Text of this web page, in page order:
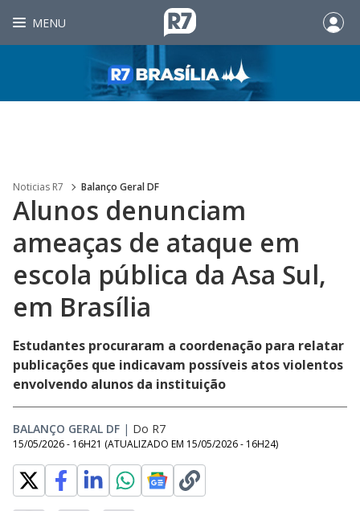
MENU
Noticias R7 Balanço Geral DF
Alunos denunciam
ameaças de ataque em
escola pública da Asa Sul,
em Brasília
Estudantes procuraram a coordenação para relatar
publicações que indicavam possíveis atos violentos
envolvendo alunos da instituição
BALANÇO GERAL DF | Do R7
15/05/2026 - 16H21 (ATUALIZADO EM 15/05/2026 - 16H24)